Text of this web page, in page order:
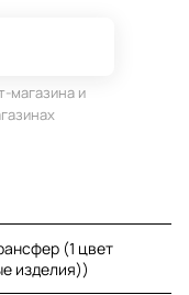
магазина и
(1 цвет
изделия))